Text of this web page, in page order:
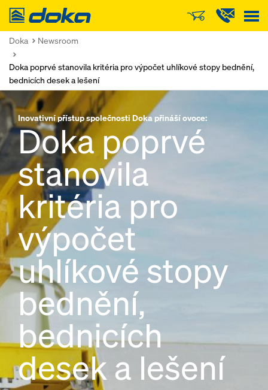
Doka
Doka Newsroom
Doka poprvé stanovila kritéria pro výpočet uhlíkové stopy bednění,
bednicích desek a lešení
Inovativní přístup společnosti Doka přináší ovoce:
Doka poprvé
stanovila
kritéria pro
výpočet
uhlíkové stopy
bednění,
bednicích
desek a lešení